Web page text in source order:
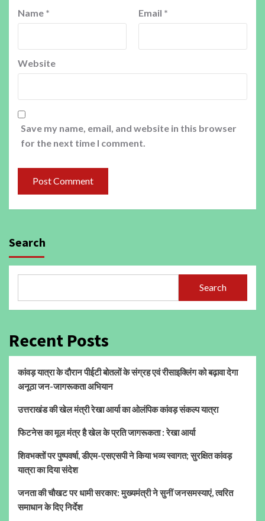
Name * Email *
Website
Save my name, email, and website in this browser
for the next time I comment.
Search
Search
Recent Posts
कांवड़ यात्रा के दौरान पीईटी बोतलों के संग्रह एवं रीसाइक्लिंग को बढ़ावा देगा
अनूठा जन-जागरूकता अभियान
उत्तराखंड की खेल मंत्री रेखा आर्या का ओलंपिक कांवड़ संकल्प यात्रा
फिटनेस का मूल मंत्र है खेल के प्रति जागरूकता : रेखा आर्या
शिवभक्तों पर पुष्पवर्षा, डीएम-एसएसपी ने किया भव्य स्वागत; सुरक्षित कांवड़
यात्रा का दिया संदेश
जनता की चौखट पर धामी सरकार: मुख्यमंत्री ने सुनीं जनसमस्याएं, त्वरित
समाधान के दिए निर्देश